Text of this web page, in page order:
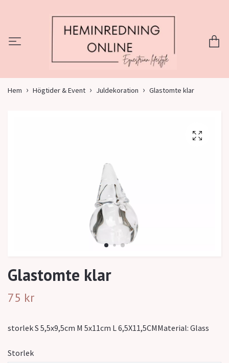
Hem Högtider & Event Juldekoration Glastomte klar
Glastomte klar
75 kr
storlek S 5,5x9,5cm M 5x11cm L 6,5X11,5CMMaterial: Glass
Storlek